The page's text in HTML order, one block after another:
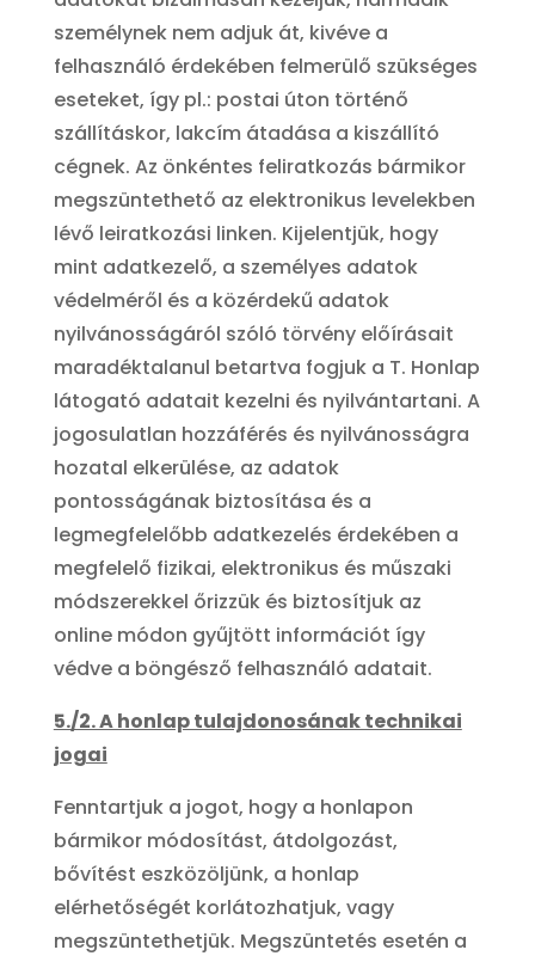
személynek nem adjuk át, kivéve a
felhasználó érdekében felmerülő szükséges
eseteket, így pl.: postai úton történő
szállításkor, lakcím átadása a kiszállító
cégnek. Az önkéntes feliratkozás bármikor
megszüntethető az elektronikus levelekben
lévő leiratkozási linken. Kijelentjük, hogy
mint adatkezelő, a személyes adatok
védelméről és a közérdekű adatok
nyilvánosságáról szóló törvény előírásait
maradéktalanul betartva fogjuk a T. Honlap
látogató adatait kezelni és nyilvántartani. A
jogosulatlan hozzáférés és nyilvánosságra
hozatal elkerülése, az adatok
pontosságának biztosítása és a
legmegfelelőbb adatkezelés érdekében a
megfelelő fizikai, elektronikus és műszaki
módszerekkel őrizzük és biztosítjuk az
online módon gyűjtött információt így
védve a böngésző felhasználó adatait.
5./2. A honlap tulajdonosának technikai
jogai
Fenntartjuk a jogot, hogy a honlapon
bármikor módosítást, átdolgozást,
bővítést eszközöljünk, a honlap
elérhetőségét korlátozhatjuk, vagy
megszüntethetjük. Megszüntetés esetén a